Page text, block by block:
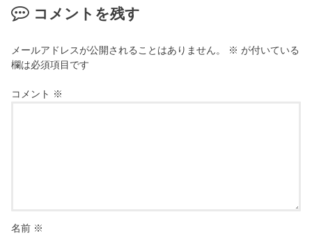
コメントを残す
メールアドレスが公開されることはありません。 ※ が付いている
欄は必須項目です
コメント ※
名前 ※